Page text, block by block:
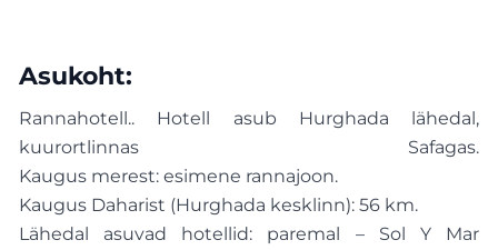
Asukoht:
Rannahotell.. Hotell asub Hurghada lähedal,
kuurortlinnas Safagas.
Kaugus merest: esimene rannajoon.
Kaugus Daharist (Hurghada kesklinn): 56 km.
Lähedal asuvad hotellid: paremal – Sol Y Mar